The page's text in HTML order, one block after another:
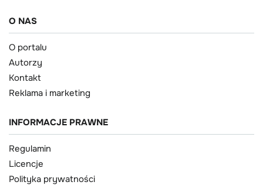
O NAS
O portalu
Autorzy
Kontakt
Reklama i marketing
INFORMACJE PRAWNE
Regulamin
Licencje
Polityka prywatności